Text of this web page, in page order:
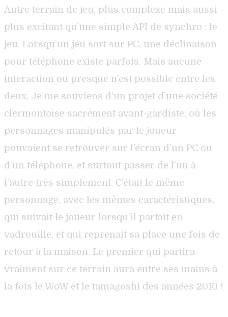
Autre terrain de jeu, plus complexe mais aussi
plus excitant qu’une simple API de synchro : le
jeu. Lorsqu’un jeu sort sur PC, une déclinaison
pour téléphone existe parfois. Mais aucune
interaction ou presque n’est possible entre les
deux. Je me souviens d’un projet d’une société
clermontoise sacrément avant-gardiste, où les
personnages manipulés par le joueur
pouvaient se retrouver sur l’écran d’un PC ou
d’un téléphone, et surtout passer de l’un à
l’autre très simplement. C’était le même
personnage, avec les mêmes caractéristiques,
qui suivait le joueur lorsqu’il partait en
vadrouille, et qui reprenait sa place une fois de
retour à la maison. Le premier qui partira
vraiment sur ce terrain aura entre ses mains à
la fois le WoW et le tamagoshi des années 2010 !